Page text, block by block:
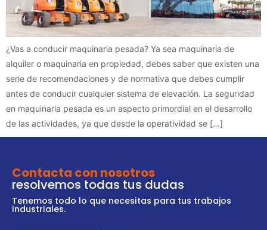
¿Vas a conducir maquinaria pesada? Ya sea maquinaria de
alquiler o maquinaria en propiedad, debes saber que existen una
serie de recomendaciones y de normativa que debes cumplir
antes de conducir cualquier sistema de elevación. La seguridad
en maquinaria pesada es un aspecto primordial en el desarrollo
de las actividades, ya que desde la operatividad se […]
Contacta con nosotros
resolvemos todas tus dudas
Tenemos todo lo que necesitas para tus trabajos
industriales.